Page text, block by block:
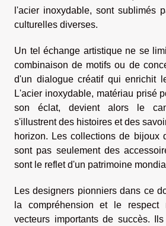
l'acier inoxydable, sont sublimés
culturelles diverses.
Un tel échange artistique ne se
combinaison de motifs ou de
d'un dialogue créatif qui enrichit
L'acier inoxydable, matériau prisé
son éclat, devient alors le
s'illustrent des histoires et des
horizon. Les collections de bijoux
sont pas seulement des
sont le reflet d'un patrimoine
Les designers pionniers dans ce
la compréhension et le respect
vecteurs importants de succès.